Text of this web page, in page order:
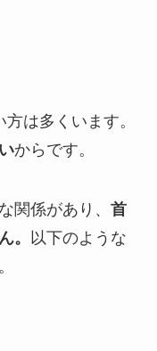
は多くいます。
からです。
関係があり、 首
。
以下のような